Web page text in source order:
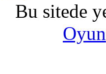
Bu sitede
Oyun